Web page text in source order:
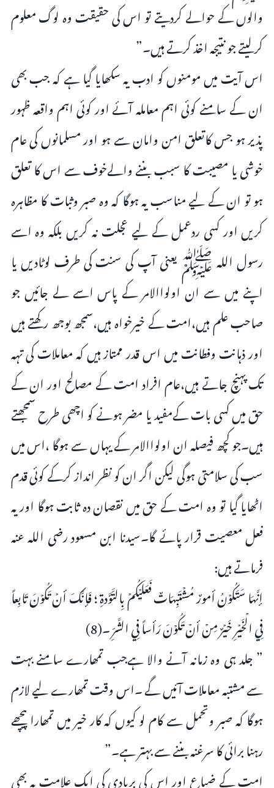
والوں کے حوالے کردیتے تو اس کی حقیقت وہ لوگ معلوم
کرلیتے جو نتیجہ اخذ کرتے ہیں۔”
اس آیت میں مومنوں کو ادب یہ سکھایا گیا ہے کہ جب بھی
ان کے سامنے کوئی اہم معاملہ آئے اور کوئی اہم واقعہ ظہور
پذیر ہو جس کاتعلق امن وامان سے ہو اور مسلمانوں کی عام
خوشی یا مصیبت کا سبب بننے والےخوف سے اس کا تعلق
ہو تو ان کے لیے مناسب یہ ہوگا کہ وہ صبر وثبات کا مظاہرہ
کریں اور کسی ردعمل کے لیے عجلت نہ کریں بلکہ وہ اسے
رسول اللہ ﷺ یعنی آپ کی سنت کی طرف لوٹادیں یا
اپنے میں سے ان اولواالامر کے پاس اسے لے جائیں جو
صاحب علم ہیں،امت کے خیرخواہ ہیں،سمجھ بوجھ رکھتے ہیں
اور ذہانت وفطانت میں اس قدر ممتاز ہیں کہ معاملات کی تہہ
تک پہنچ جاتے ہیں،عام افراد امت کے مصالح اور ان کے
حق میں کسی بات کےمفید یا مضر ہونے کو اچھی طرح سمجھتے
ہیں۔جو کچھ فیصلہ ان اولواالامر کے یہاں سے ہوگا ،اس میں
سب کی سلامتی ہوگی لیکن اگر ان کو نظر انداز کرکے کوئی قدم
اٹھایا گیا تو وہ امت کے حق میں نقصان دہ ثابت ہوگا اور یہ
فعل معصیت قرار پائے گا۔سیدنا ابن مسعود رضی اللہ عنہ
فرماتے ہیں:
إنَّهَا سَتَكُوۡنُ أمورٌ مُشۡتَبِهَاتٌ فَعَلَيۡكُمۡ بِالتَّؤَدةِ ؛ فَإنَّكَ أنۡ تَكُوۡنَ تَابِعاً
فِي الۡخَيۡرِ خَيۡرٌ مِنۡ أنۡ تَكُوۡنَ رَأساً فِي الشَّرِّ ۔(8)
” جلد ہی وہ زمانہ آنے والا ہےجب تمھارے سامنے بہت
سے مشتبہ معاملات آئیں گے ۔اس وقت تمھارے لیے لازم
ہوگا کہ صبر وتحمل سے کام لو کیوں کہ کار خیر میں تمھارا پیچھے
رہنا برائی کا سرغنہ بننے سے بہتر ہے۔”
امت کے ضیاع اور اس کی بربادی کی ایک علامت یہ بھی